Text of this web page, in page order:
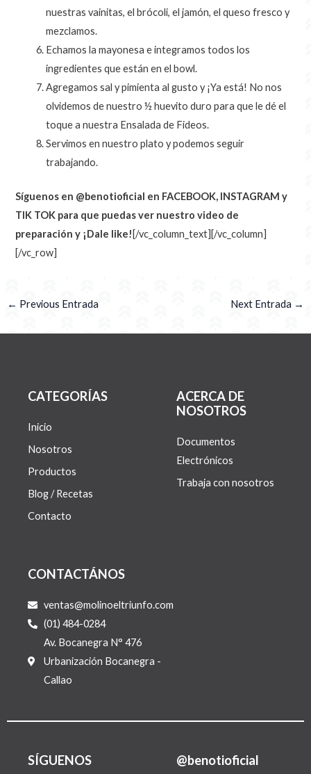
nuestras vainitas, el brócoli, el jamón, el queso fresco y
mezclamos.
Echamos la mayonesa e integramos todos los
ingredientes que están en el bowl.
Agregamos sal y pimienta al gusto y ¡Ya está! No nos
olvidemos de nuestro ½ huevito duro para que le dé el
toque a nuestra Ensalada de Fideos.
Servimos en nuestro plato y podemos seguir
trabajando.
Síguenos en @benotioficial en FACEBOOK, INSTAGRAM y
TIK TOK para que puedas ver nuestro video de
preparación y ¡Dale like! [/vc_column_text][/vc_column]
[/vc_row]
← Previous Entrada Next Entrada →
CATEGORÍAS
Inicio
Nosotros
Productos
Blog / Recetas
Contacto
ACERCA DE
NOSOTROS
Documentos
Electrónicos
Trabaja con nosotros
CONTACTÁNOS
ventas@molinoeltriunfo.com
(01) 484-0284
Av. Bocanegra N° 476
Urbanización Bocanegra -
Callao
SÍGUENOS @benotioficial